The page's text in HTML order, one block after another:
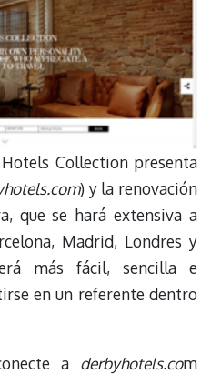
Collection presenta
) y la renovación
que se hará extensiva a
Madrid, Londres y
más fácil, sencilla e
en un referente dentro
a derbyhotels.com